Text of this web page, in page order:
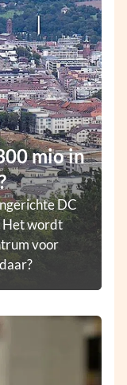
mio in
DC
Het wordt
voor